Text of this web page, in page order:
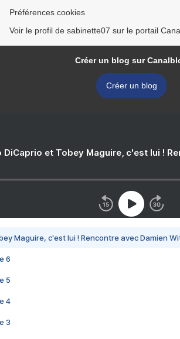
Préférences cookies
Voir le profil de sabinette07 sur le portail
Créer un blog sur
Créer un blog
DiCaprio et Tobey Maguire, c'est lui !
Maguire, c'est lui ! Rencontre avec Damien
6
5
4
3